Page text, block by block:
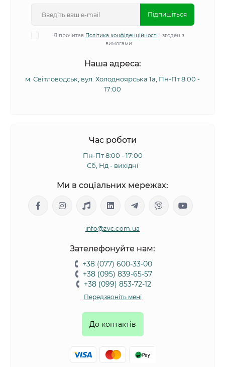
Підпишіться
Я прочитав Політика конфіденційності і згоден з
вимогами
Наша адреса:
м. Світловодськ, вул. Холодноярська 1а, Пн-Пт 8:00 -
17:00
Час роботи
Пн-Пт 8:00 - 17:00
Сб, Нд - вихідні
Ми в соціальних мережах:
info@zvc.com.ua
Зателефонуйте нам:
+38 (077) 600-33-00
+38 (095) 839-65-57
+38 (099) 853-72-12
Передзвоніть мені
До контактів